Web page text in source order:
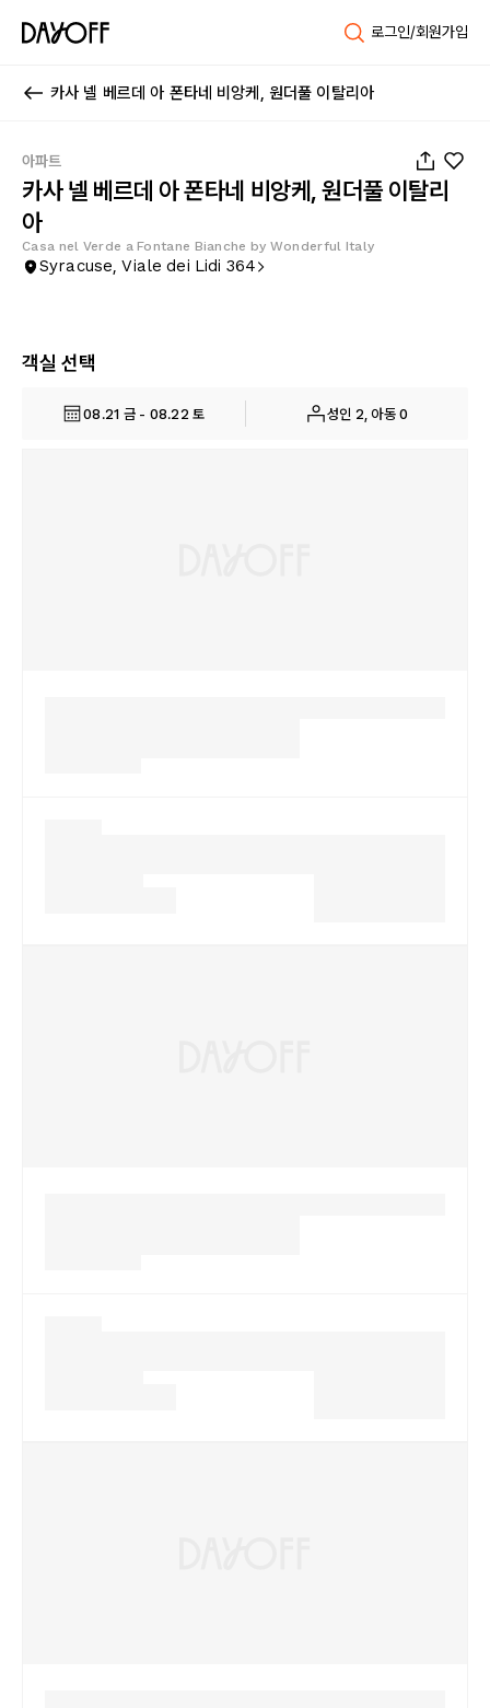
로그인/회원가입
카사 넬 베르데 아 폰타네 비앙케, 원더풀 이탈리아
아파트
카사 넬 베르데 아 폰타네 비앙케, 원더풀 이탈리
아
Casa nel Verde a Fontane Bianche by Wonderful Italy
Syracuse, Viale dei Lidi 364
객실 선택
08.21 금 - 08.22 토 성인 2, 아동 0